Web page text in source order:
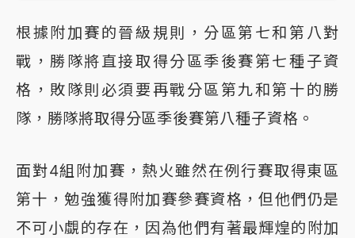
根據附加賽的晉級規則，分區第七和第八對
戰，勝隊將直接取得分區季後賽第七種子資
格，敗隊則必須要再戰分區第九和第十的勝
隊，勝隊將取得分區季後賽第八種子資格。
面對4組附加賽，熱火雖然在例行賽取得東區
第十，勉強獲得附加賽參賽資格，但他們仍是
不可小覷的存在，因為他們有著最輝煌的附加